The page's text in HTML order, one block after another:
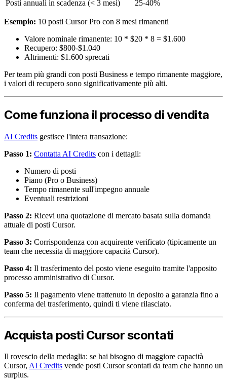
Posti annuali in scadenza (< 3 mesi) 25-40%
Esempio: 10 posti Cursor Pro con 8 mesi rimanenti
Valore nominale rimanente: 10 * $20 * 8 = $1.600
Recupero: $800-$1.040
Altrimenti: $1.600 sprecati
Per team più grandi con posti Business e tempo rimanente maggiore,
i valori di recupero sono significativamente più alti.
Come funziona il processo di vendita
AI Credits gestisce l'intera transazione:
Passo 1: Contatta AI Credits con i dettagli:
Numero di posti
Piano (Pro o Business)
Tempo rimanente sull'impegno annuale
Eventuali restrizioni
Passo 2: Ricevi una quotazione di mercato basata sulla domanda
attuale di posti Cursor.
Passo 3: Corrispondenza con acquirente verificato (tipicamente un
team che necessita di maggiore capacità Cursor).
Passo 4: Il trasferimento del posto viene eseguito tramite l'apposito
processo amministrativo di Cursor.
Passo 5: Il pagamento viene trattenuto in deposito a garanzia fino a
conferma del trasferimento, quindi ti viene rilasciato.
Acquista posti Cursor scontati
Il rovescio della medaglia: se hai bisogno di maggiore capacità
Cursor, AI Credits vende posti Cursor scontati da team che hanno un
surplus.